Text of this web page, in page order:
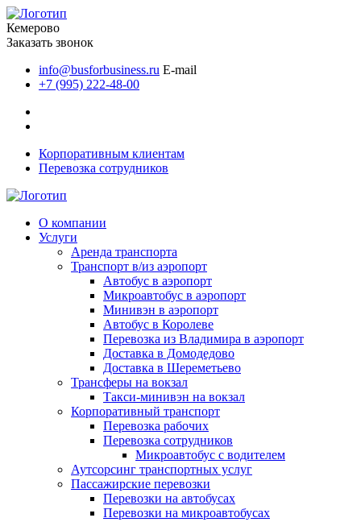
Кемерово
Заказать звонок
info@busforbusiness.ru E-mail
+7 (995) 222-48-00
Корпоративным клиентам
Перевозка сотрудников
О компании
Услуги
Аренда транспорта
Транспорт в/из аэропорт
Автобус в аэропорт
Микроавтобус в аэропорт
Минивэн в аэропорт
Автобус в Королеве
Перевозка из Владимира в аэропорт
Доставка в Домодедово
Доставка в Шереметьево
Трансферы на вокзал
Такси-минивэн на вокзал
Корпоративный транспорт
Перевозка рабочих
Перевозка сотрудников
Микроавтобус с водителем
Аутсорсинг транспортных услуг
Пассажирские перевозки
Перевозки на автобусах
Перевозки на микроавтобусах